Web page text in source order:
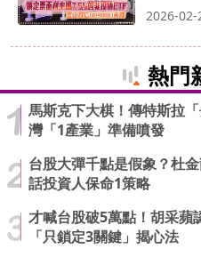
2026-02-
熱門
馬斯克下大棋！傳特斯拉
灣「1產業」準備噴發
台股大彈千點是假象？杜
話投資人保命1策略
才喊台股破5萬點！胡采蘋
「只鎖定3關鍵」揭心法